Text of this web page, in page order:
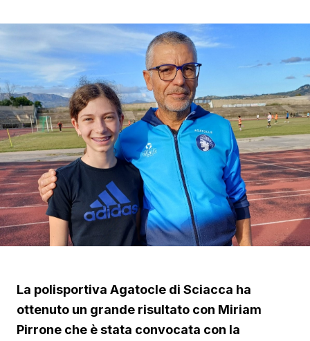
La polisportiva Agatocle di Sciacca ha
ottenuto un grande risultato con Miriam
Pirrone che è stata convocata con la